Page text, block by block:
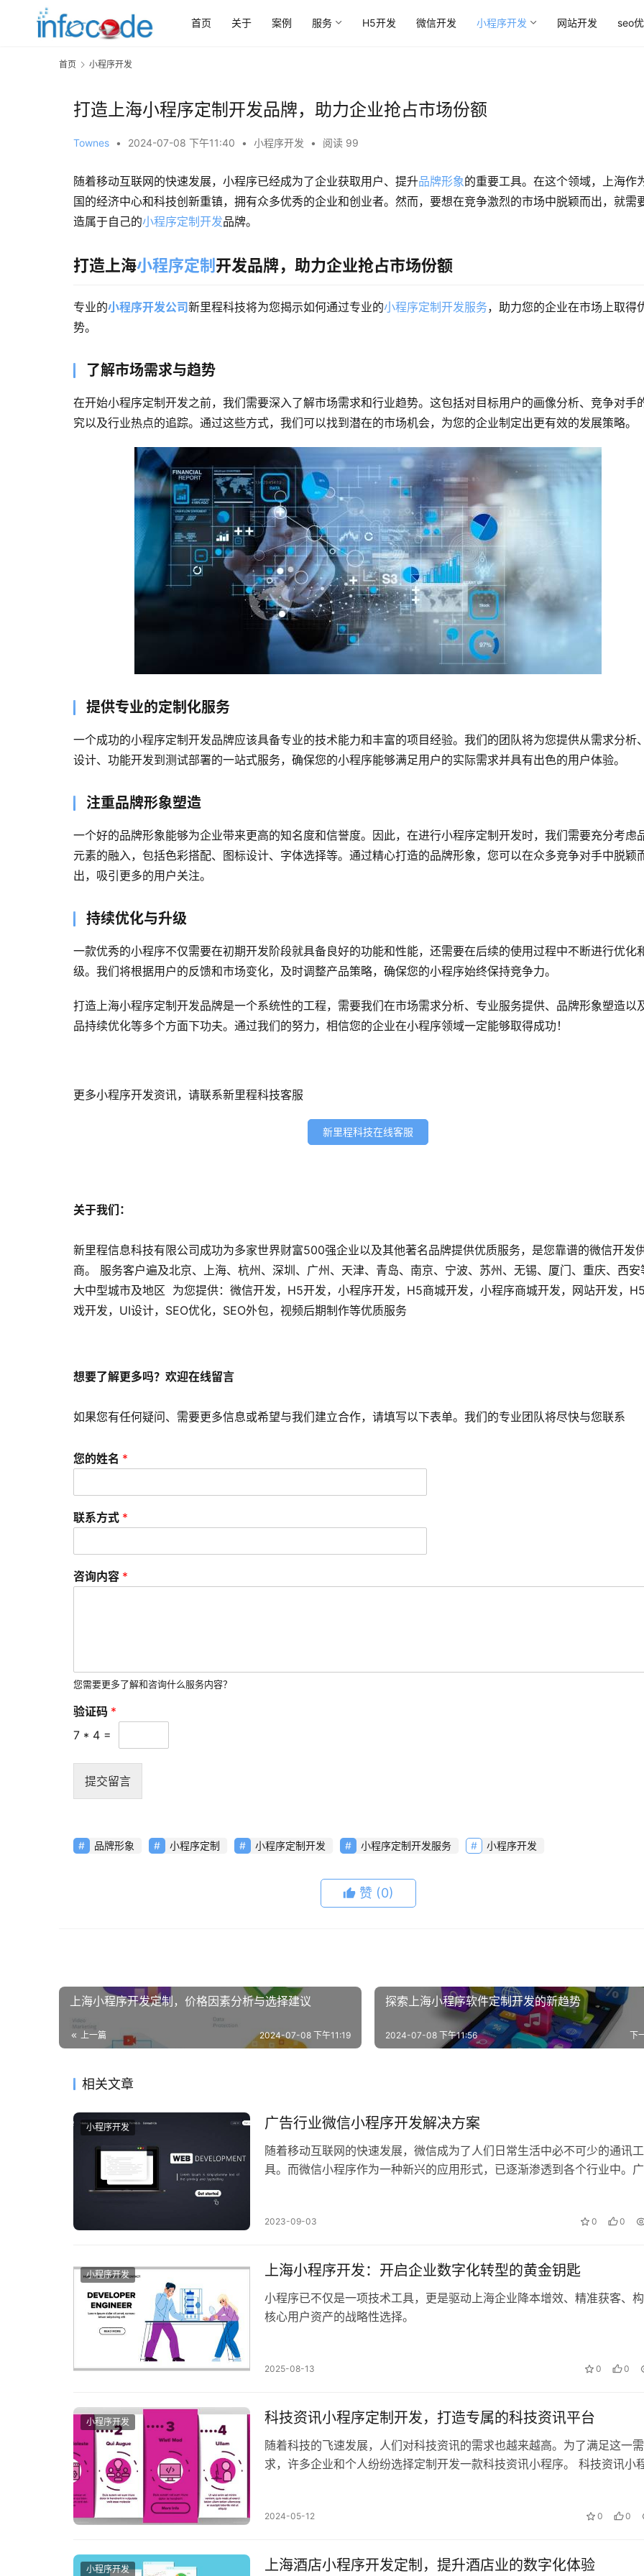
首页 关于 案例 服务 H5开发 微信开发 小程序开发 网站开发 seo
首页 小程序开发
打造上海小程序定制开发品牌，助力企业抢占市场份额
Townes • 2024-07-08 下午11:40 • 小程序开发 • 阅读 99
随着移动互联网的快速发展，小程序已经成为了企业获取用户、提升品牌形象的重要工具。在这个领域，上海作
国的经济中心和科技创新重镇，拥有众多优秀的企业和创业者。然而，要想在竞争激烈的市场中脱颖而出，就需
造属于自己的小程序定制开发品牌。
打造上海小程序定制 开发品牌，助力企业抢占市场份额
专业的小程序开发公司新里程科技将为您揭示如何通过专业的小程序定制开发服务，助力您的企业在市场上取得
势。
了解市场需求与趋势
在开始小程序定制开发之前，我们需要深入了解市场需求和行业趋势。这包括对目标用户的画像分析、竞争对手
究以及行业热点的追踪。通过这些方式，我们可以找到潜在的市场机会，为您的企业制定出更有效的发展策略。
提供专业的定制化服务
一个成功的小程序定制开发品牌应该具备专业的技术能力和丰富的项目经验。我们的团队将为您提供从需求分析
设计、功能开发到测试部署的一站式服务，确保您的小程序能够满足用户的实际需求并具有出色的用户体验。
注重品牌形象塑造
一个好的品牌形象能够为企业带来更高的知名度和信誉度。因此，在进行小程序定制开发时，我们需要充分考虑
元素的融入，包括色彩搭配、图标设计、字体选择等。通过精心打造的品牌形象，您可以在众多竞争对手中脱颖
出，吸引更多的用户关注。
持续优化与升级
一款优秀的小程序不仅需要在初期开发阶段就具备良好的功能和性能，还需要在后续的使用过程中不断进行优化
级。我们将根据用户的反馈和市场变化，及时调整产品策略，确保您的小程序始终保持竞争力。
打造上海小程序定制开发品牌是一个系统性的工程，需要我们在市场需求分析、专业服务提供、品牌形象塑造以
品持续优化等多个方面下功夫。通过我们的努力，相信您的企业在小程序领域一定能够取得成功！
更多小程序开发资讯，请联系新里程科技客服
新里程科技在线客服
关于我们：
新里程信息科技有限公司成功为多家世界财富500强企业以及其他著名品牌提供优质服务，是您靠谱的微信开发
商。 服务客户遍及北京、上海、杭州、深圳、广州、天津、青岛、南京、宁波、苏州、无锡、厦门、重庆、西安
大中型城市及地区 为您提供：微信开发，H5开发，小程序开发，H5商城开发，小程序商城开发，网站开发，
戏开发，UI设计，SEO优化，SEO外包，视频后期制作等优质服务
想要了解更多吗？欢迎在线留言
如果您有任何疑问、需要更多信息或希望与我们建立合作，请填写以下表单。我们的专业团队将尽快与您联系
您的姓名 *
联系方式 *
咨询内容 *
您需要更多了解和咨询什么服务内容？
验证码 *
7 * 4 =
提交留言
品牌形象 小程序定制 小程序定制开发 小程序定制开发服务 小程序开发
赞 (0)
上海小程序开发定制，价格因素分析与选择建议
上一篇 2024-07-08 下午11:19
探索上海小程序软件定制开发的新趋势
下
2024-07-08 下午11:56
相关文章
小程序开发 广告行业微信小程序开发解决方案
随着移动互联网的快速发展，微信成为了人们日常生活中必不可少的通讯工
具。而微信小程序作为一种新兴的应用形式，已逐渐渗透到各个行业中。
2023-09-03 0 0
小程序开发 上海小程序开发：开启企业数字化转型的黄金钥匙
小程序已不仅是一项技术工具，更是驱动上海企业降本增效、精准获客、
核心用户资产的战略性选择。
2025-08-13 0 0
小程序开发 科技资讯小程序定制开发，打造专属的科技资讯平台
随着科技的飞速发展，人们对科技资讯的需求也越来越高。为了满足这一需
求，许多企业和个人纷纷选择定制开发一款科技资讯小程序。 科技资讯小
2024-05-12 0 0
小程序开发 上海酒店小程序开发定制，提升酒店业的数字化体验